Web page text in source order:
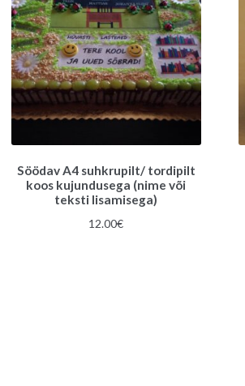
Söödav A4 suhkrupilt/ tordipilt
koos kujundusega (nime või
teksti lisamisega)
12.00€